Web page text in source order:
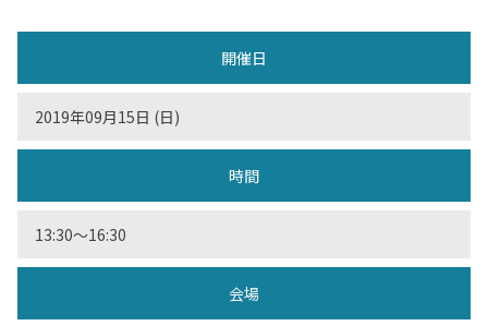
開催日
2019年09月15日 (日)
時間
13:30〜16:30
会場